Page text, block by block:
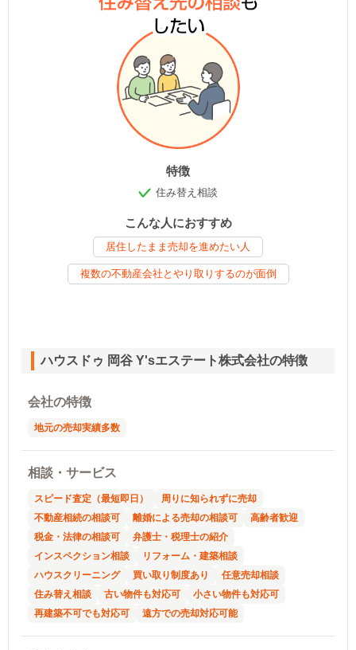
特徴
住み替え相談
こんな人におすすめ
居住したまま売却を進めたい人
複数の不動産会社とやり取りするのが面倒
ハウスドゥ 岡谷 Y'sエステート株式会社の特徴
会社の特徴
地元の売却実績多数
相談・サービス
スピード査定（最短即日）
周りに知られずに売却
不動産相続の相談可
離婚による売却の相談可
高齢者歓迎
税金・法律の相談可
弁護士・税理士の紹介
インスペクション相談
リフォーム・建築相談
ハウスクリーニング
買い取り制度あり
任意売却相談
住み替え相談
古い物件も対応可
小さい物件も対応可
再建築不可でも対応可
遠方での売却対応可能